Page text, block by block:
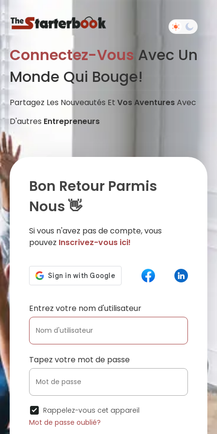
Connectez-Vous Avec Un
Monde Qui Bouge!
Partagez Les Nouveautés Et Vos AventuresAvec
D'autres Entrepreneurs
Bon Retour Parmis
Nous 👋
Si vous n'avez pas de compte, vous
pouvez Inscrivez-vous ici!
Entrez votre nom d'utilisateur
Tapez votre mot de passe
Rappelez-vous cet appareil
Mot de passe oublié?